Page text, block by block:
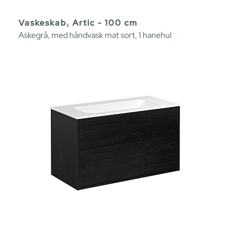
Vaskeskab, Artic - 100 cm
Askegrå, med håndvask mat sort, 1 hanehul